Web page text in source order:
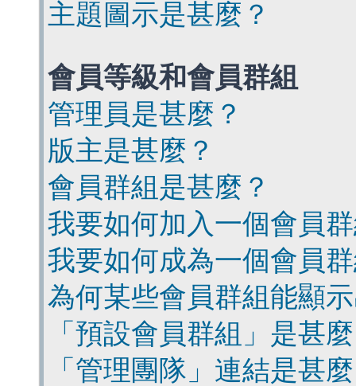
主題圖示是甚麼？
會員等級和會員群組
管理員是甚麼？
版主是甚麼？
會員群組是甚麼？
我要如何加入一個會員
我要如何成為一個會員
為何某些會員群組能顯
「預設會員群組」是甚
「管理團隊」連結是甚